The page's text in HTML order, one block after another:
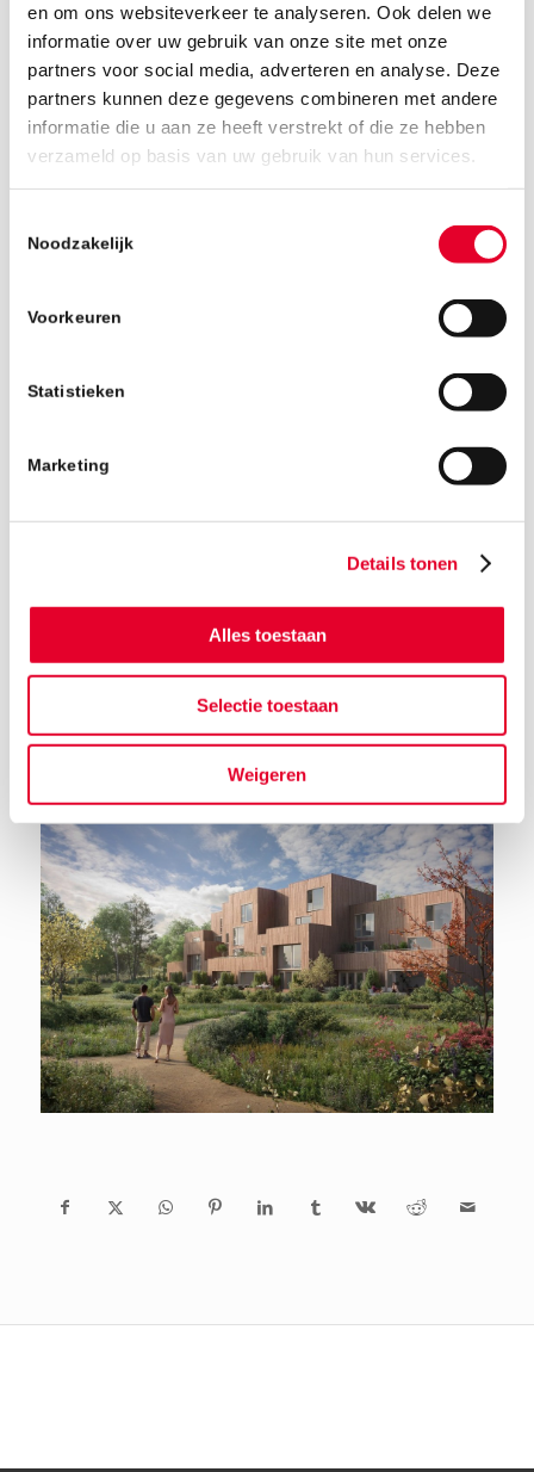
en om ons websiteverkeer te analyseren. Ook delen we
informatie over uw gebruik van onze site met onze
partners voor social media, adverteren en analyse. Deze
partners kunnen deze gegevens combineren met andere
informatie die u aan ze heeft verstrekt of die ze hebben
verzameld op basis van uw gebruik van hun services.
Noodzakelijk
Voorkeuren
Statistieken
Marketing
Details tonen
Alles toestaan
Selectie toestaan
Weigeren